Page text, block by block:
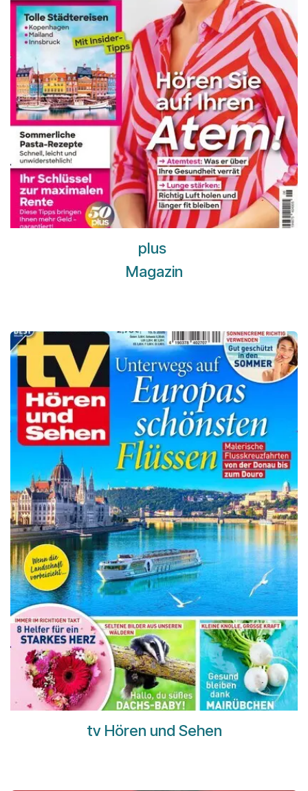
plus
Magazin
tv Hören und Sehen